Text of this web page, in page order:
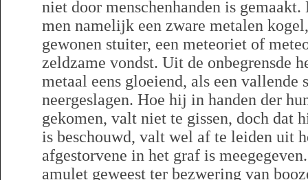
niet door menschenhanden is
men namelijk een zware metalen
gewonen stuiter, een meteoriet of
zeldzame vondst. Uit de onbegrensde
metaal eens gloeiend, als een vallende
neergeslagen. Hoe hij in handen der
gekomen, valt niet te gissen, doch dat
is beschouwd, valt wel af te leiden uit
afgestorvene in het graf is
amulet geweest ter bezwering van